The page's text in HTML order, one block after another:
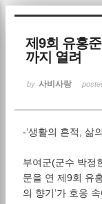
제9회 유홍
까지 열려
by 사비사랑
-‘생활의 흔적, 삶
부여군(군수 박정
문을 연 제9회 유
의 향기’가 호응